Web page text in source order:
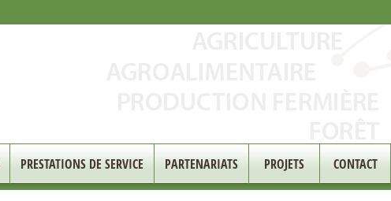
PRESTATIONS DE SERVICE PARTENARIATS PROJETS CONTACT